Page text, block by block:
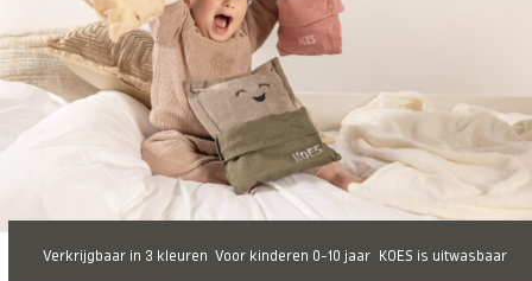
Verkrijgbaar in 3 kleuren Voor kinderen 0-10 jaar KOES is uitwasbaar